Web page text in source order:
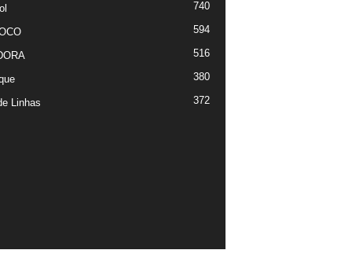
740
594
516
380
Linhas 372